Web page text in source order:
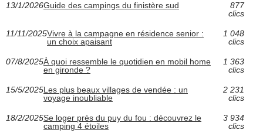
13/1/2026Guide des campings du finistère sud
877
clics
11/11/2025Vivre à la campagne en résidence senior :
un choix apaisant
1 048
clics
07/8/2025À quoi ressemble le quotidien en mobil home
en gironde ?
1 363
clics
15/5/2025Les plus beaux villages de vendée : un
voyage inoubliable
2 231
clics
18/2/2025Se loger près du puy du fou : découvrez le
camping 4 étoiles
3 934
clics